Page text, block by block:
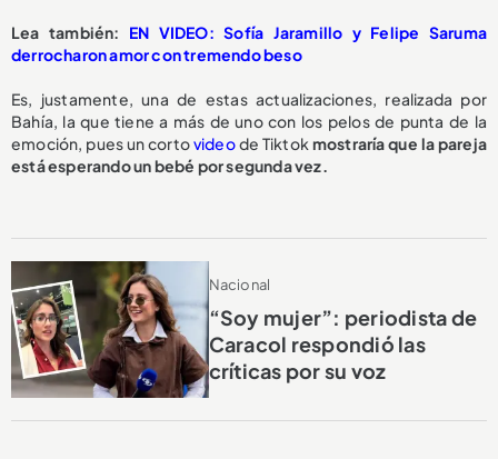
Lea también: EN VIDEO: Sofía Jaramillo y Felipe Saruma
derrocharon amor con tremendo beso
Es, justamente, una de estas actualizaciones, realizada por
Bahía, la que tiene a más de uno con los pelos de punta de la
emoción, pues un cortovideode Tiktok mostraría que la pareja
está esperando un bebé por segunda vez.
Nacional
“Soy mujer”: periodista de
Caracol respondió las
críticas por su voz